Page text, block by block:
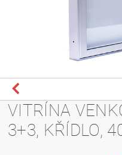
VITRÍNA
3+3, KŘÍDLO,